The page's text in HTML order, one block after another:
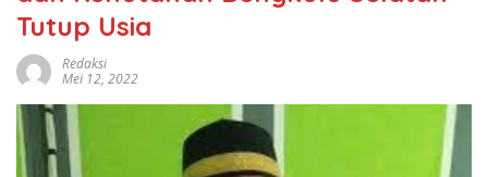
Tutup Usia
Redaksi
Mei 12, 2022